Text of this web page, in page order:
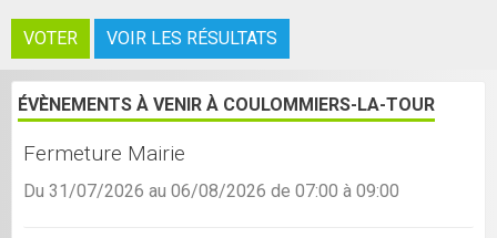
- Liens utiles
VOTER VOIR LES RÉSULTATS
ÉVÈNEMENTS À VENIR À COULOMMIERS-LA-TOUR
Fermeture Mairie
Du 31/07/2026 au 06/08/2026 de 07:00 à 09:00